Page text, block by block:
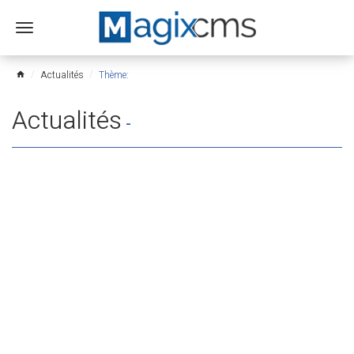
Ouvrir
menu
home Actualités Thème:
Actualités -